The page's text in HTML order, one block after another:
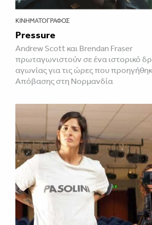
ΚΙΝΗΜΑΤΟΓΡΆΦΟΣ
Pressure
Andrew Scott και Brendan Fraser
πρωταγωνιστούν σε ένα ιστορικό
αγωνίας για τις ώρες που
Απόβασης στη Νορμανδία